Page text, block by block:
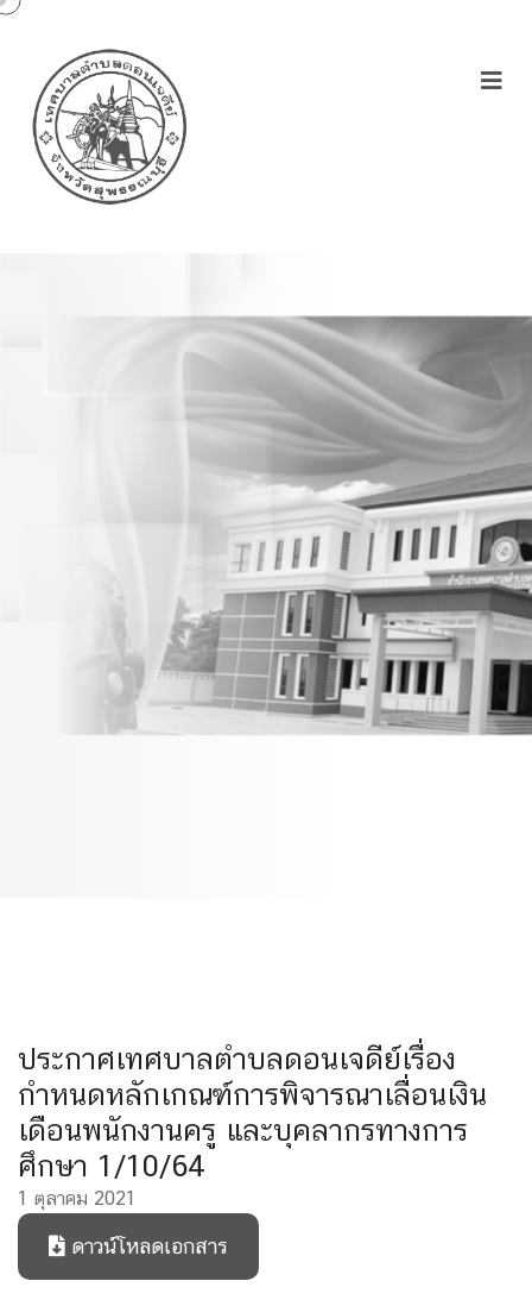
ประกาศเทศบาลตำบล
ดอนเจดีย์เรื่องกำหนดหลัก
เกณฑ์การพิจารณาเลื่อนเงิน
เดือนพนักงานครู และ
บุคลากรทางการศึกษา
1/10/64
ประกาศเทศบาลตำบลดอนเจดีย์เรื่อง
กำหนดหลักเกณฑ์การพิจารณาเลื่อนเงิน
เดือนพนักงานครู และบุคลากรทางการ
ศึกษา 1/10/64
1 ตุลาคม 2021
ดาวน์โหลดเอกสาร